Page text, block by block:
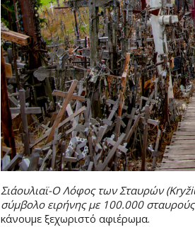
Σιάουλιαϊ-Ο Λόφος των Σταυρών
σύμβολο ειρήνης με 100.000
κάνουμε ξεχωριστό αφιέρωμα.